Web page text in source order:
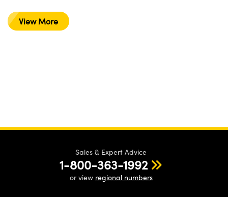
View More
Sales & Expert Advice
1-800-363-1992
or view regional numbers